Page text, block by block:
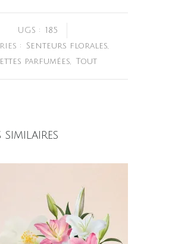
UGS : 185
:
Senteurs florales,
parfumées, Tout